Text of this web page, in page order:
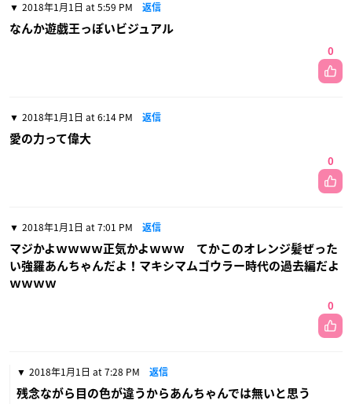
2018年1月1日 at 5:59 PM 返信
なんか遊戯王っぽいビジュアル
0
2018年1月1日 at 6:14 PM 返信
愛の力って偉大
0
2018年1月1日 at 7:01 PM 返信
マジかよｗｗｗｗ正気かよｗｗｗ てかこのオレンジ髪ぜった
い強羅あんちゃんだよ！マキシマムゴウラー時代の過去編だよ
ｗｗｗｗ
0
2018年1月1日 at 7:28 PM 返信
残念ながら目の色が違うからあんちゃんでは無いと思う